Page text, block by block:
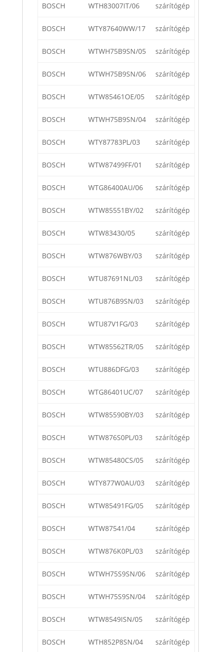
BOSCH WTH83007IT/06 szárítógép
BOSCH WTY87640WW/17 szárítógép
BOSCH WTWH75B9SN/05 szárítógép
BOSCH WTWH75B9SN/06 szárítógép
BOSCH WTW85461OE/05 szárítógép
BOSCH WTWH75B9SN/04 szárítógép
BOSCH WTY87783PL/03 szárítógép
BOSCH WTW87499FF/01 szárítógép
BOSCH WTG86400AU/06 szárítógép
BOSCH WTW85551BY/02 szárítógép
BOSCH WTW83430/05 szárítógép
BOSCH WTW876WBY/03 szárítógép
BOSCH WTU87691NL/03 szárítógép
BOSCH WTU876B9SN/03 szárítógép
BOSCH WTU87V1FG/03 szárítógép
BOSCH WTW85562TR/05 szárítógép
BOSCH WTU886DFG/03 szárítógép
BOSCH WTG86401UC/07 szárítógép
BOSCH WTW85590BY/03 szárítógép
BOSCH WTW876S0PL/03 szárítógép
BOSCH WTW85480CS/05 szárítógép
BOSCH WTY877W0AU/03 szárítógép
BOSCH WTW85491FG/05 szárítógép
BOSCH WTW87541/04 szárítógép
BOSCH WTW876K0PL/03 szárítógép
BOSCH WTWH75S9SN/06 szárítógép
BOSCH WTWH75S9SN/04 szárítógép
BOSCH WTW8549ISN/05 szárítógép
BOSCH WTH852P8SN/04 szárítógép